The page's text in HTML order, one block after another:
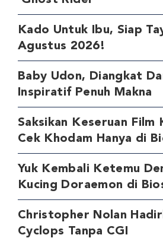
Kado Untuk Ibu, Siap
Agustus 2026!
Baby Udon, Diangkat
Inspiratif Penuh Makna
Saksikan Keseruan Film
Cek Khodam Hanya di
Yuk Kembali Ketemu
Kucing Doraemon di
Christopher Nolan
Cyclops Tanpa CGI